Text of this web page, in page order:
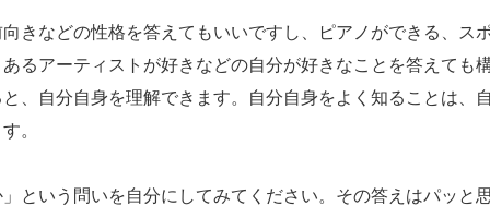
きなどの性格を答えてもいいですし、ピアノができる、ス
るアーティストが好きなどの自分が好きなことを答えても
、自分自身を理解できます。自分自身をよく知ることは、自
。
という問いを自分にしてみてください。その答えはパッと